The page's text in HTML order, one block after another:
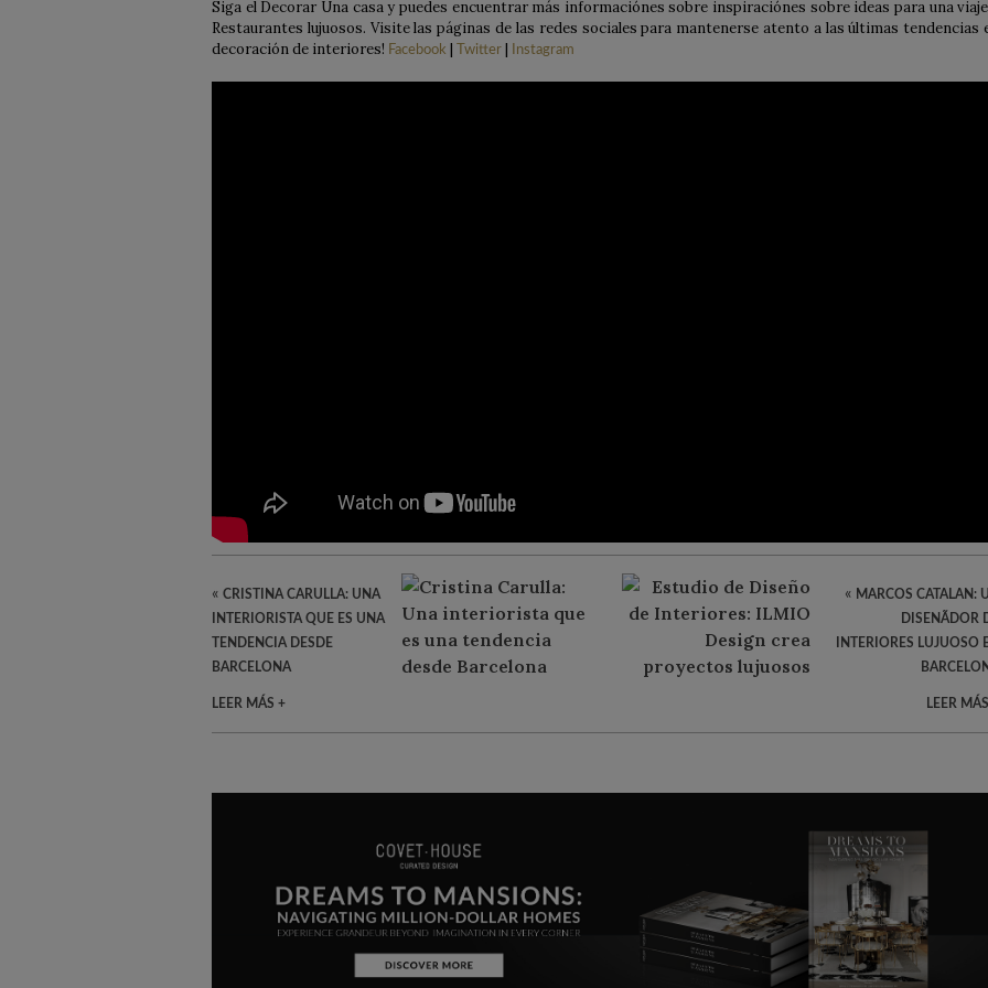
Siga el Decorar Una casa y puedes encuentrar más informaciónes sobre inspiraciónes sobre ideas para una
Restaurantes lujuosos. Visite las páginas de las redes sociales para mantenerse atento a las últimas tendencias
decoración de interiores! Facebook | Twitter | Instagram
« CRISTINA CARULLA: UNA
INTERIORISTA QUE ES UNA
TENDENCIA DESDE
BARCELONA
LEER MÁS +
« MARCOS CATALAN:
DISENÃDOR
INTERIORES LUJUOSO
LEER